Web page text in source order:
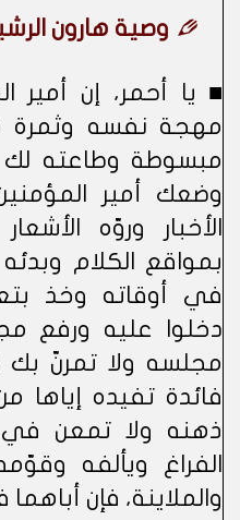
وصية هارون
■ يا أحمر، إن أمير
مهجة نفسه وثمرة
مبسوطة وطاعته لك
وضعك أمير
الأخبار وروّه
بمواقع الكلام
في أوقاته وخذ
دخلوا عليه ورفع
مجلسه ولا تمرنّ بك
فائدة تفيده إياها
ذهنه ولا تمعن
الفراغ ويألفه
والملاينة، فإن